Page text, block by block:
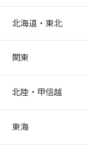
北海道・東北
関東
北陸・甲信越
東海